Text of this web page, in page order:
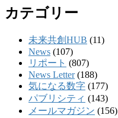
カテゴリー
未来共創HUB (11)
News (107)
リポート (807)
News Letter(188)
気になる数字 (177)
パブリシティ (143)
メールマガジン (156)